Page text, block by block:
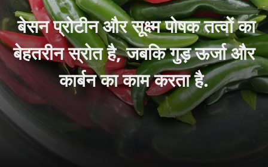
बेसन प्रोटीन और सूक्ष्म पोषक तत्वों का
बेहतरीन स्रोत है, जबकि गुड़ ऊर्जा और
कार्बन का काम करता है.